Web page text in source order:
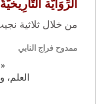
الرِّوَايَّة
من خلال ثلاثية
ممدوح فراج النابي
العلم،